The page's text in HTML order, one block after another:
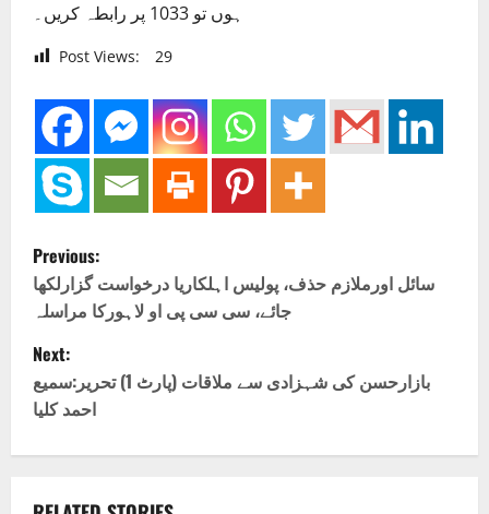
ہوں تو 1033 پر رابطہ کریں۔
Post Views: 29
P
o
s
t
n
Previous:
سائل اورملازم حذف، پولیس اہلکاریا درخواست گزارلکھا
جائے، سی سی پی او لاہورکا مراسلہ
Next:
بازارحسن کی شہزادی سے ملاقات (پارٹ 1) تحریر:سمیع
احمد کلیا